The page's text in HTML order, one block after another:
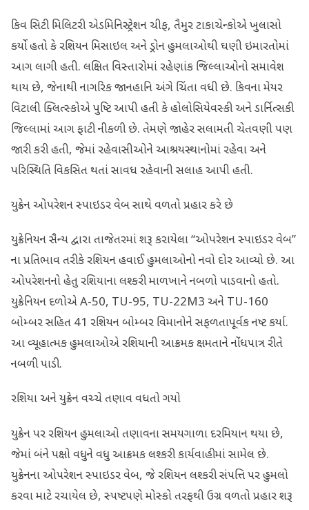
કિવ સિટી મિલિટરી એડમિનિસ્ટ્રેશન ચીફ, તૈમુર ટાકાચેન્કોએ ખુલાસો
કર્યો હતો કે રશિયન મિસાઇલ અને ડ્રોન હુમલાઓથી ઘણી ઇમારતોમાં
આગ લાગી હતી. લક્ષિત વિસ્તારોમાં રહેણાંક જિલ્લાઓનો સમાવેશ
થાય છે, જેનાથી નાગરિક જાનહાનિ અંગે ચિંતા વધી છે. કિવના મેયર
વિટાલી ક્લિત્સ્કોએ પુષ્ટિ આપી હતી કે હોલોસિયેવસ્કી અને ડાર્નિત્સકી
જિલ્લામાં આગ ફાટી નીકળી છે. તેમણે જાહેર સલામતી ચેતવણી પણ
જારી કરી હતી, જેમાં રહેવાસીઓને આશ્રયસ્થાનોમાં રહેવા અને
પરિસ્થિતિ વિકસિત થતાં સાવધ રહેવાની સલાહ આપી હતી.
યુક્રેન ઓપરેશન સ્પાઇડર વેબ સાથે વળતો પ્રહાર કરે છે
યુક્રેનિયન સૈન્ય દ્વારા તાજેતરમાં શરૂ કરાયેલા “ઓપરેશન સ્પાઇડર વેબ”
ના પ્રતિભાવ તરીકે રશિયન હવાઈ હુમલાઓનો નવો દોર આવ્યો છે. આ
ઓપરેશનનો હેતુ રશિયાના લશ્કરી માળખાને નબળો પાડવાનો હતો.
યુક્રેનિયન દળોએ A-50, TU-95, TU-22M3 અને TU-160
બોમ્બર સહિત 41 રશિયન બોમ્બર વિમાનોને સફળતાપૂર્વક નષ્ટ કર્યા.
આ વ્યૂહાત્મક હુમલાઓએ રશિયાની આક્રમક ક્ષમતાને નોંધપાત્ર રીતે
નબળી પાડી.
રશિયા અને યુક્રેન વચ્ચે તણાવ વધતો ગયો
યુક્રેન પર રશિયન હુમલાઓ તણાવના સમયગાળા દરમિયાન થયા છે,
જેમાં બંને પક્ષો વધુને વધુ આક્રમક લશ્કરી કાર્યવાહીમાં સામેલ છે.
યુક્રેનના ઓપરેશન સ્પાઇડર વેબ, જે રશિયન લશ્કરી સંપત્તિ પર હુમલો
કરવા માટે રચાયેલ છે, સ્પષ્ટપણે મોસ્કો તરફથી ઉગ્ર વળતો પ્રહાર શરૂ